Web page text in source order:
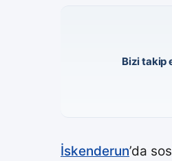
Bizi takip
İskenderun’da